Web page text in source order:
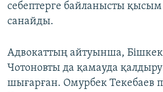
себептерге байланысты
санайды.
Адвокаттың айтуынша,
Чотоновты да қамауда
шығарған. Омурбек Текебаев